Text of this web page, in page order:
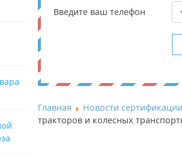
Введите ваш телефон
Главная Новости сертификации
тракторов и колесных